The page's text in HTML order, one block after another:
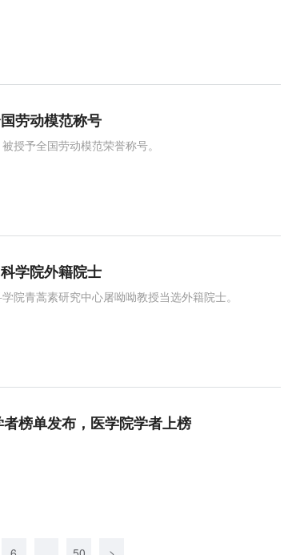
劳动模范称号
授予全国劳动模范荣誉称号。
学院外籍院士
院青蒿素研究中心屠呦呦教授当选外籍院士。
榜单发布，医学院学者上榜